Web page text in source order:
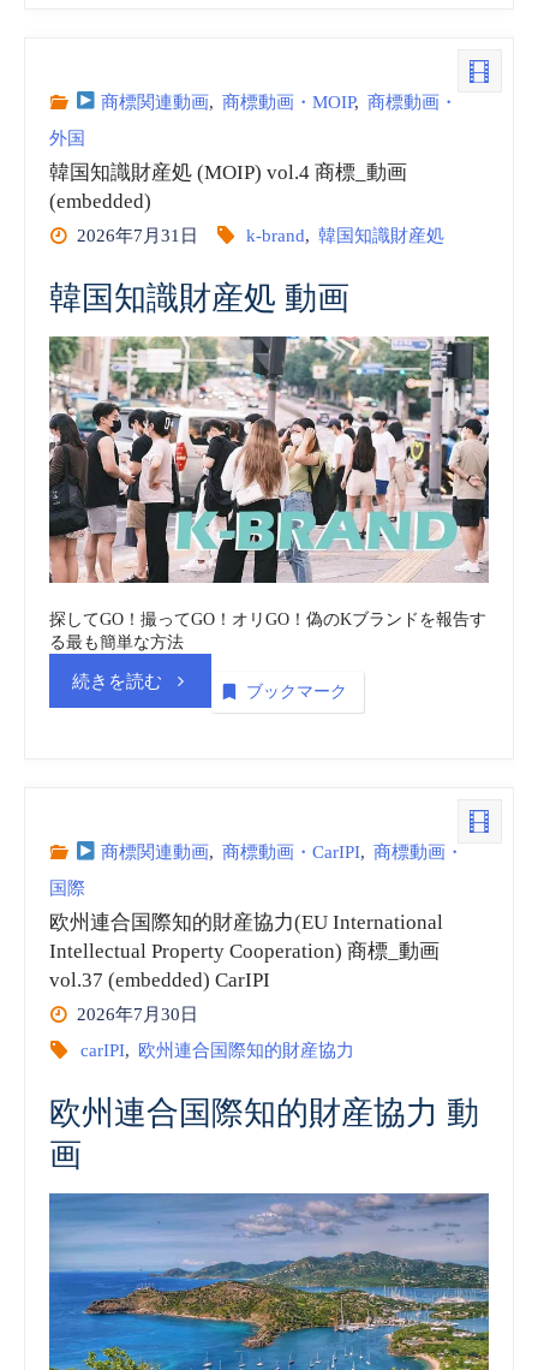
ン
立
産
業
財
産
権
機
関
vol.20
標
_
動
画
商標関連動画, 商標動画・MOIP, 商標動画・
外国
韓国知識財産処 (MOIP) vol.4 商標_動画
(embedded)
2026年7月31日 k-brand, 韓国知識財産処
韓国知識財産処 動画
探してGO！撮ってGO！オリGO！偽のKブランドを報告す
る最も簡単な方法
続きを読む“韓
識
産
処
(MOIP)
vol.4
_
動
ブックマーク
商標関連動画, 商標動画・CarIPI, 商標動画・
国際
欧州連合国際知的財産協力(EU International
Intellectual Property Cooperation) 商標_動画
vol.37 (embedded) CarIPI
2026年7月30日
carIPI, 欧州連合国際知的財産協力
欧州連合国際知的財産協力 動
画